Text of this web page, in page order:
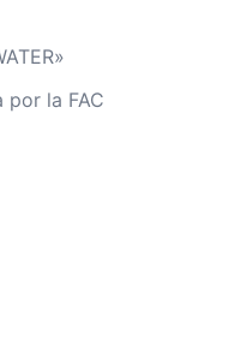
por la FAC